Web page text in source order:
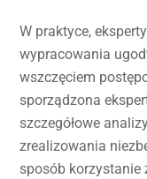
W praktyce,
wypracowania
wszczęciem
sporządzona
szczegółowe
zrealizowania
sposób korzystanie